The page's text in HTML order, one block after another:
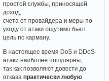
простой службы, приносящей
доход,
счета от провайдера и меры по
уходу от атаки ощутимо бьют
цель по карману.
В настоящее время DoS и DDoS-
атаки наиболее популярны,
так как позволяют довести до
отказапрактически любую